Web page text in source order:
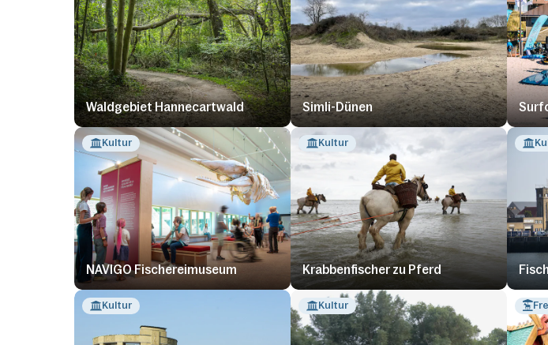
Waldgebiet Hannecartwald Simli-Dünen
Kultur
NAVIGO Fischereimuseum
Kultur
Krabbenfischer zu Pferd
Kultur Kultur